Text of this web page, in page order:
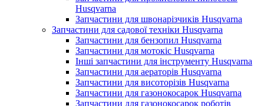
Husqvarna
Запчастини для швонарізчиків Husqvarna
Запчастини для садової техніки Husqvarna
Запчастини для бензопил Husqvarna
Запчастини для мотокіс Husqvarna
Інші запчастини для інструменту Husqvarna
Запчастини для аераторів Husqvarna
Запчастини для висоторізів Husqvarna
Запчастини для газонокосарок Husqvarna
Запчастини для газонокосарок роботів